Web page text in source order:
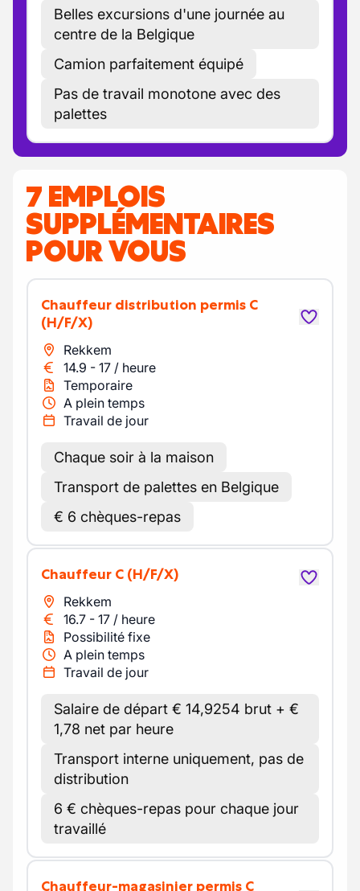
Belles excursions d'une journée au
centre de la Belgique
Camion parfaitement équipé
Pas de travail monotone avec des
palettes
7 EMPLOIS
SUPPLÉMENTAIRES
POUR VOUS
Chauffeur distribution permis C
(H/F/X)
Rekkem
14.9 - 17 / heure
Temporaire
A plein temps
Travail de jour
Chaque soir à la maison
Transport de palettes en Belgique
€ 6 chèques-repas
Chauffeur C (H/F/X)
Rekkem
16.7 - 17 / heure
Possibilité fixe
A plein temps
Travail de jour
Salaire de départ € 14,9254 brut + €
1,78 net par heure
Transport interne uniquement, pas de
distribution
6 € chèques-repas pour chaque jour
travaillé
Chauffeur-magasinier permis C